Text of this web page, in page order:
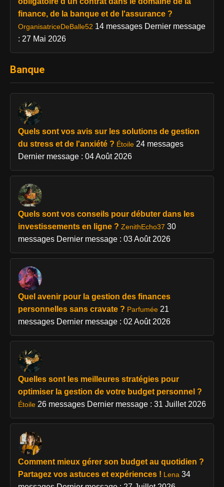
finance, de la banque et de l'assurance ?
OrganisatriceDeBalle52 14 messages Dernier message
: 27 Mai 2026
Banque
Quels sont vos avis sur les solutions de gestion
du stress et de l'anxiété ? Étoile 24 messages
Dernier message : 04 Août 2026
Quels sont vos conseils pour débuter dans les
investissements en ligne ? ZenithEcho37 30
messages Dernier message : 03 Août 2026
Quel avenir pour la gestion des finances
personnelles sans cravate ? Parfumée 21
messages Dernier message : 02 Août 2026
Quelles sont les meilleures stratégies pour
optimiser la gestion de votre budget personnel ?
Étoile 26 messages Dernier message : 31 Juillet 2026
Comment mieux gérer son budget au quotidien ?
Partagez vos astuces et expériences ! Lena 34